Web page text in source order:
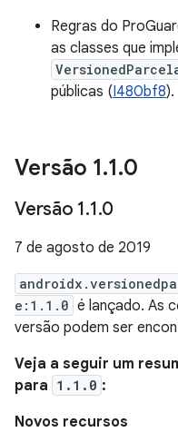
Regras do
as classes que
públicas (I480bf8).
Versão 1.1.0
Versão 1.1.0
7 de agosto de 2019
e:1.1.0 é lançado. As
versão podem ser
Veja a seguir um
para 1.1.0 :
Novos recursos